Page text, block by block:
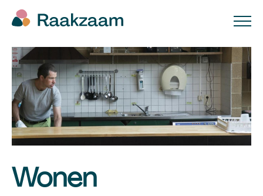
Wonen